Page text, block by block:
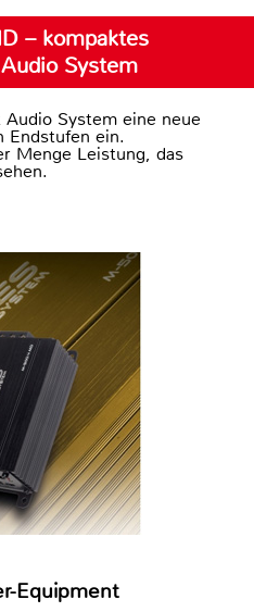
– kompaktes
System
System eine neue
Endstufen ein.
Menge Leistung, das
Equipment